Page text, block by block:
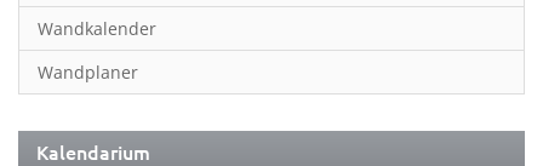
Inspiration & Spiritualität
Kinderkalender
Kunst
Länder & Städte
Wandkalender
Wandplaner
Kalendarium